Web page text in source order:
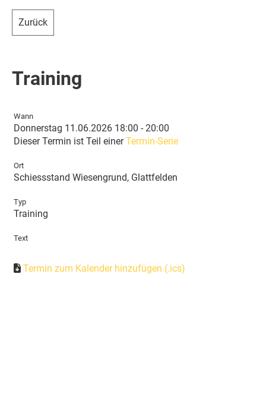
Zurück
Training
Wann
Donnerstag 11.06.2026 18:00 - 20:00
Dieser Termin ist Teil einerTermin-Serie
Ort
Schiessstand Wiesengrund, Glattfelden
Typ
Training
Text
Termin zum Kalender hinzufügen (.ics)